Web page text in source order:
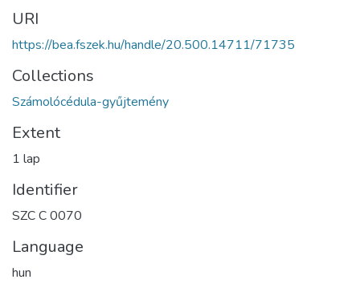
URI
https://bea.fszek.hu/handle/20.500.14711/71735
Collections
Számolócédula-gyűjtemény
Extent
1 lap
Identifier
SZC C 0070
Language
hun